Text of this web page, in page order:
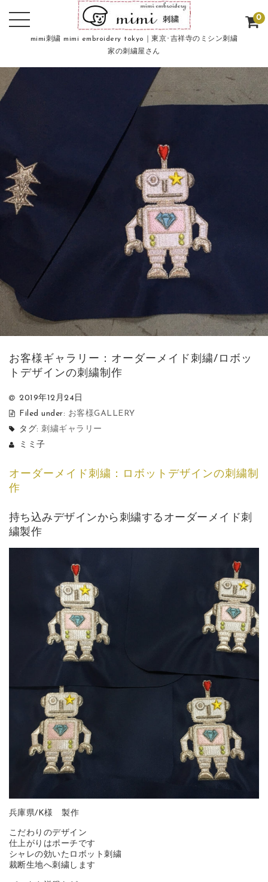
mimi刺繍 mimi embroidery tokyo｜東京･吉祥寺のミシン刺繍
家の刺繍屋さん
0
お客様ギャラリー：オーダーメイド刺繍/ロボッ
トデザインの刺繍制作
2019年12月24日
Filed under: お客様GALLERY
タグ:刺繍ギャラリー
ミミ子
オーダーメイド刺繍：ロボットデザインの刺繍制
作
持ち込みデザインから刺繍するオーダーメイド刺
繍製作
兵庫県/K様 製作
こだわりのデザイン
仕上がりはポーチです
シャレの効いたロボット刺繍
裁断生地へ刺繍します